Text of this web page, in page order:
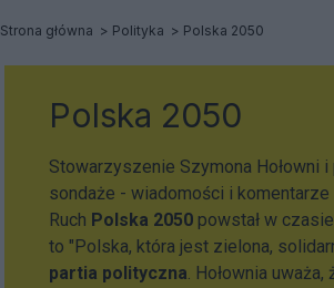
Strona główna Polityka Polska 2050
Polska 2050
Stowarzyszenie Szymona Hołowni
sondaże - wiadomości i komentarze
Ruch Polska 2050 powstał w
to "Polska, która jest zielona,
partia polityczna. Hołownia